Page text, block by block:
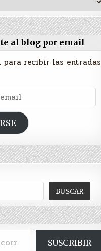
al blog por email
recibir las entradas
BUSCAR
SUSCRIBIR